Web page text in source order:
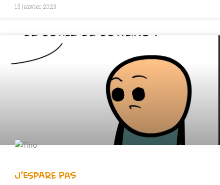
15 janvier 2023
J’eSPARE pas